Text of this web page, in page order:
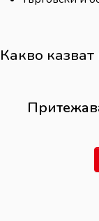
Какво